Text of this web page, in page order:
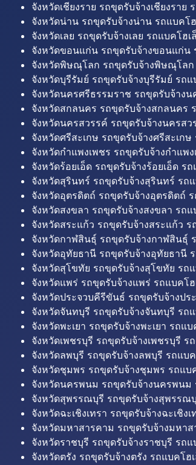
จังหวัดเชียงราย รถขุดรับจ้างเชียงราย
จังหวัดน่าน รถขุดรับจ้างน่าน รถแบคโ
จังหวัดเลย รถขุดรับจ้างเลย รถแบคโฮ
จังหวัดขอนแก่น รถขุดรับจ้างขอนแก่
จังหวัดพิษณุโลก รถขุดรับจ้างพิษณุโล
จังหวัดบุรีรัมย์ รถขุดรับจ้างบุรีรัมย์ รถ
จังหวัดนครศรีธรรมราช รถขุดรับจ้าง
จังหวัดสกลนคร รถขุดรับจ้างสกลนคร
จังหวัดนครสวรรค์ รถขุดรับจ้างนครส
จังหวัดศรีสะเกษ รถขุดรับจ้างศรีสะเก
จังหวัดกำแพงเพชร รถขุดรับจ้างกำแพ
จังหวัดร้อยเอ็ด รถขุดรับจ้างร้อยเอ็ด ร
จังหวัดสุรินทร์ รถขุดรับจ้างสุรินทร์ รถ
จังหวัดอุตรดิตถ์ รถขุดรับจ้างอุตรดิตถ์
จังหวัดสงขลา รถขุดรับจ้างสงขลา รถ
จังหวัดสระแก้ว รถขุดรับจ้างสระแก้ว
จังหวัดกาฬสินธุ์ รถขุดรับจ้างกาฬสินธุ์
จังหวัดอุทัยธานี รถขุดรับจ้างอุทัยธานี
จังหวัดสุโขทัย รถขุดรับจ้างสุโขทัย รถ
จังหวัดแพร่ รถขุดรับจ้างแพร่ รถแบคโ
จังหวัดประจวบคีรีขันธ์ รถขุดรับจ้างป
จังหวัดจันทบุรี รถขุดรับจ้างจันทบุรี รถ
จังหวัดพะเยา รถขุดรับจ้างพะเยา รถแ
จังหวัดเพชรบุรี รถขุดรับจ้างเพชรบุรี ร
จังหวัดลพบุรี รถขุดรับจ้างลพบุรี รถแบ
จังหวัดชุมพร รถขุดรับจ้างชุมพร รถแ
จังหวัดนครพนม รถขุดรับจ้างนครพน
จังหวัดสุพรรณบุรี รถขุดรับจ้างสุพรร
จังหวัดฉะเชิงเทรา รถขุดรับจ้างฉะเชิง
จังหวัดมหาสารคาม รถขุดรับจ้างมหา
จังหวัดราชบุรี รถขุดรับจ้างราชบุรี รถ
จังหวัดตรัง รถขุดรับจ้างตรัง รถแบคโฮ